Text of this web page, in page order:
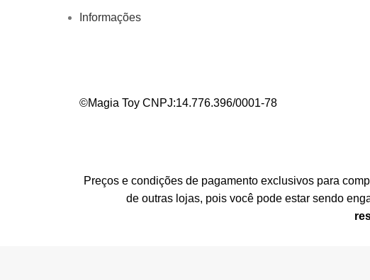
Informações
©Magia Toy CNPJ:14.776.396/0001-78
Preços e condições de pagamento exclusivos para
de outras lojas, pois você pode estar sendo